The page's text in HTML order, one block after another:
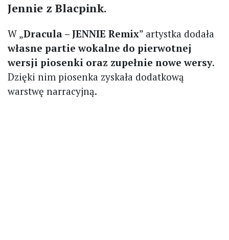
Jennie z Blacpink.
W „Dracula – JENNIE Remix” artystka dodała
własne partie wokalne do pierwotnej
wersji piosenki oraz zupełnie nowe wersy.
Dzięki nim piosenka zyskała dodatkową
warstwę narracyjną.